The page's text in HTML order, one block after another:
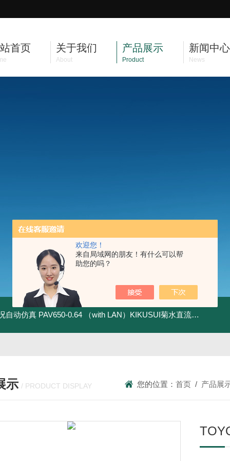
欢迎您！
来自局域网的朋友！有什么可以帮
助您的吗？
首页 关于我们
About
产品展示
Product
新闻中心
News
自动仿真 PAV650-0.64 （with LAN）KIKUSUI菊水直流电源-四象限节能测试
示 / PRODUCT DISPLAY 您的位置：首页 / 产品展